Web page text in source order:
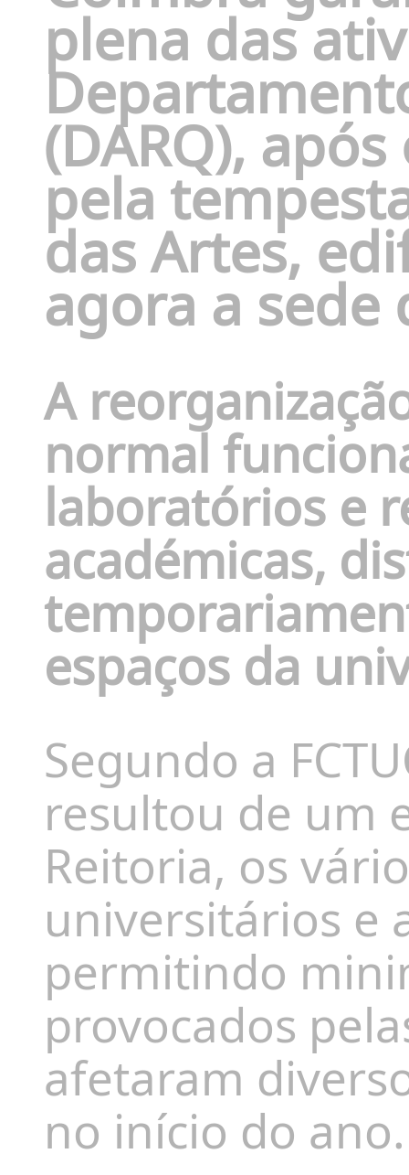
plena das
(DARQ),
pela
das Artes,
agora a
A
normal
laboratórios e
académicas,
espaços da
Segundo a
resultou de um
Reitoria, os
universitários e
permitindo
provocados
afetaram
no início do ano.